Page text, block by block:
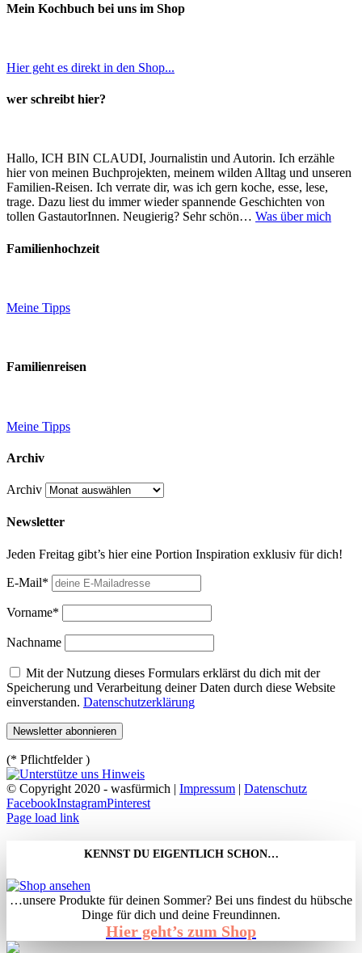
Mein Kochbuch bei uns im Shop
Hier geht es direkt in den Shop...
wer schreibt hier?
Hallo, ICH BIN CLAUDI, Journalistin und Autorin. Ich erzähle
hier von meinen Buchprojekten, meinem wilden Alltag und unseren
Familien-Reisen. Ich verrate dir, was ich gern koche, esse, lese,
trage. Dazu liest du immer wieder spannende Geschichten von
tollen GastautorInnen. Neugierig? Sehr schön… Was über mich
Familienhochzeit
Meine Tipps
Familienreisen
Meine Tipps
Archiv
Archiv
Newsletter
Jeden Freitag gibt’s hier eine Portion Inspiration exklusiv für dich!
E-Mail*
Vorname*
Nachname
Mit der Nutzung dieses Formulars erklärst du dich mit der
Speicherung und Verarbeitung deiner Daten durch diese Website
einverstanden. Datenschutzerklärung
(* Pflichtfelder )
© Copyright 2020 - wasfürmich | Impressum | Datenschutz
FacebookInstagramPinterest
Page load link
KENNST DU EIGENTLICH SCHON…
…unsere Produkte für deinen Sommer? Bei uns findest du hübsche
Dinge für dich und deine Freundinnen.
Hier geht’s zum Shop